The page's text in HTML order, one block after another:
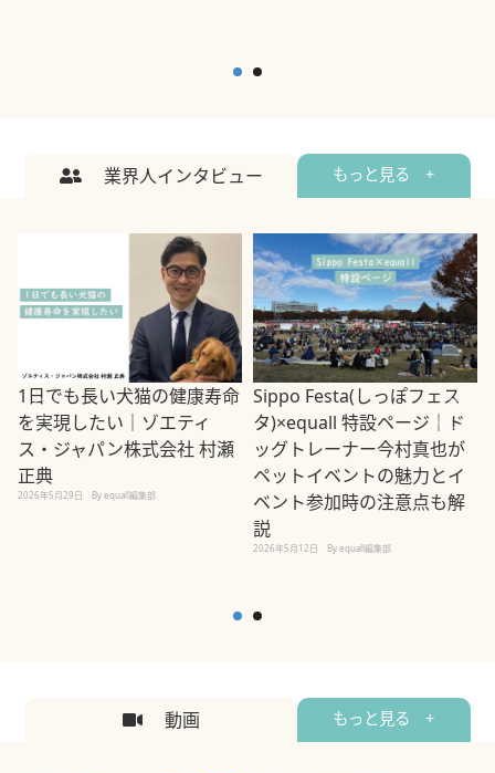
業界人インタビュー もっと見る +
1日でも長い犬猫の健康寿命
を実現したい｜ゾエティ
ス・ジャパン株式会社 村瀬
正典
2026年5月29日 By equall編集部
Sippo Festa(しっぽフェス
タ)×equall 特設ページ｜ド
ッグトレーナー今村真也が
ペットイベントの魅力とイ
ベント参加時の注意点も解
説
2026年5月12日 By equall編集部
動画 もっと見る +